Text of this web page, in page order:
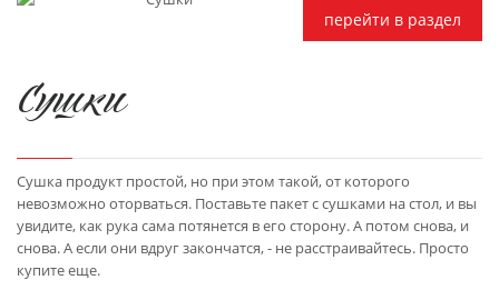
перейти в раздел
Сушки
Сушка продукт простой, но при этом такой, от которого
невозможно оторваться. Поставьте пакет с сушками на стол, и вы
увидите, как рука сама потянется в его сторону. А потом снова, и
снова. А если они вдруг закончатся, - не расстраивайтесь. Просто
купите еще.